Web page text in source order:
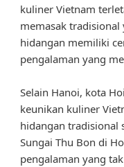
kuliner Vietnam
memasak tradisional
hidangan memiliki
pengalaman yang
Selain Hanoi, kota
keunikan kuliner
hidangan tradisional
Sungai Thu Bon di
pengalaman yang